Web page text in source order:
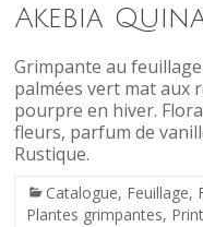
Akebia
Grimpante au
palmées vert mat aux
pourpre en hiver.
fleurs, parfum de
Rustique.
Catalogue, Feuillage,
Plantes grimpantes,